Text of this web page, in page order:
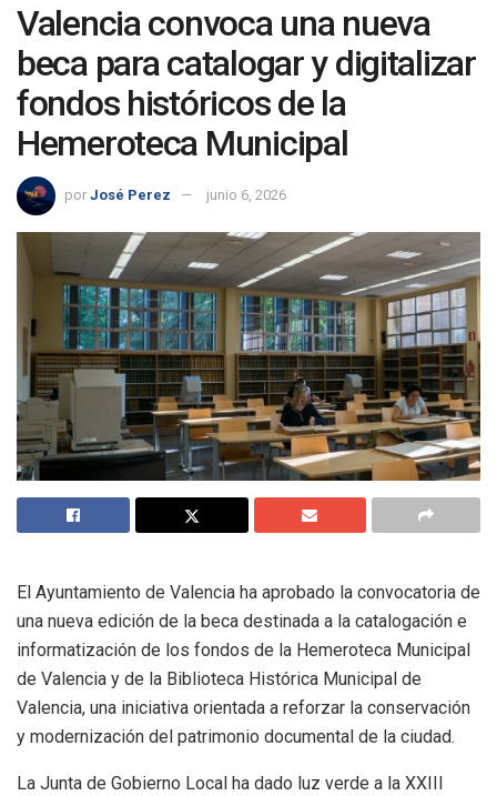
Valencia convoca una nueva
beca para catalogar y digitalizar
fondos históricos de la
Hemeroteca Municipal
por José Perez junio 6, 2026
El Ayuntamiento de Valencia ha aprobado la convocatoria de
una nueva edición de la beca destinada a la catalogación e
informatización de los fondos de la Hemeroteca Municipal
de Valencia y de la Biblioteca Histórica Municipal de
Valencia, una iniciativa orientada a reforzar la conservación
y modernización del patrimonio documental de la ciudad.
La Junta de Gobierno Local ha dado luz verde a la XXIII